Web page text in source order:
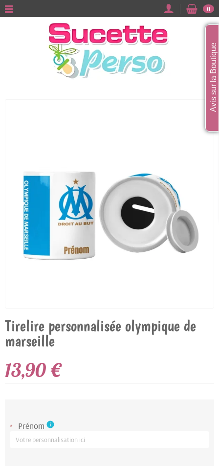
0
Tirelire personnalisée olympique de
marseille
13,90 €
* Prénom info
Avis sur la Boutique